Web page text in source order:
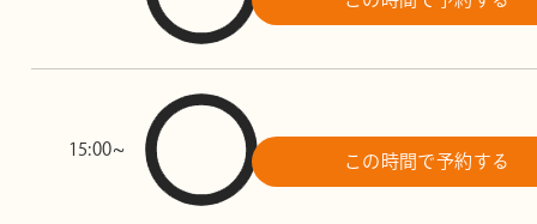
15:00~
この時間で予約する